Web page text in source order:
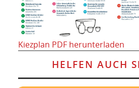
Kiezplan PDF herunterladen
HELFEN AUCH